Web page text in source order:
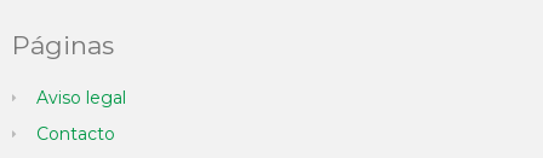
Páginas
Aviso legal
Contacto